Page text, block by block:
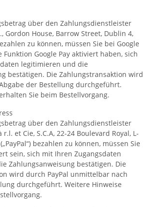
über den Zahlungsdienstleister
Gordon House, Barrow Street, Dublin 4,
zu können, müssen Sie bei Google
Google Pay aktiviert haben, sich
legitimieren und die
bestätigen. Die Zahlungstransaktion wird
der Bestellung durchgeführt.
Sie beim Bestellvorgang.
über den Zahlungsdienstleister
r.l. et Cie, S.C.A, 22-24 Boulevard Royal, L-
bezahlen zu können, müssen Sie
sein, sich mit Ihren Zugangsdaten
Zahlungsanweisung bestätigen. Die
wird durch PayPal unmittelbar nach
durchgeführt. Weitere Hinweise